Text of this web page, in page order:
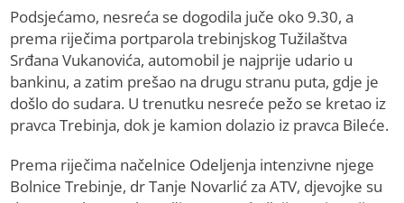
Podsjećamo, nesreća se dogodila juče oko 9.30, a
prema riječima portparola trebinjskog Tužilaštva
Srđana Vukanovića, automobil je najprije udario u
bankinu, a zatim prešao na drugu stranu puta, gdje je
došlo do sudara. U trenutku nesreće pežo se kretao iz
pravca Trebinja, dok je kamion dolazio iz pravca Bileće.
Prema riječima načelnice Odeljenja intenzivne njege
Bolnice Trebinje, dr Tanje Novarlić za ATV, djevojke su